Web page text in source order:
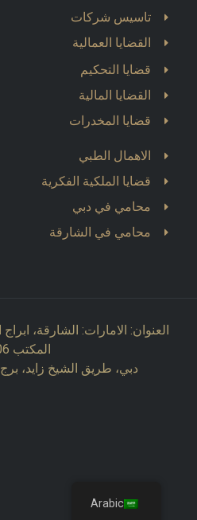
تاسيس شركات
القضايا العمالية
قضايا التحكيم
القضايا المالية
قضايا المخدرات
الاهمال الطبي
قضايا الملكية الفكرية
محامي في دبي
محامي في الشارقة
العنوان: الامارات: الشارقة،
المكتب 706
دبي، طريق الشيخ زايد، برج
Arabic